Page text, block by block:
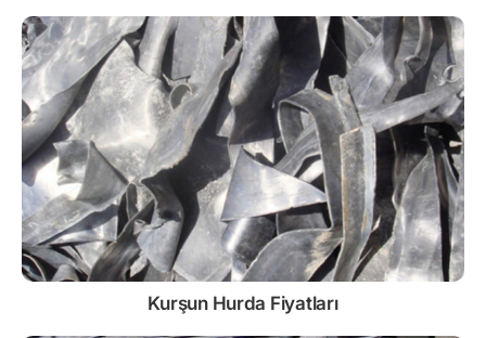
Kurşun Hurda Fiyatları